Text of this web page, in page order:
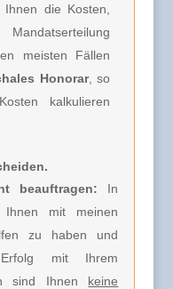
Ihnen die Kosten,
meisten Fällen
Honorar, so
kalkulieren
beauftragen: In
mit meinen
zu haben und
mit Ihrem
sind Ihnen keine